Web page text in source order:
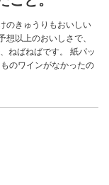
のきゅうりもおいしい
以上のおいしさで、
ねばねばです。 紙パッ
のワインがなかったの